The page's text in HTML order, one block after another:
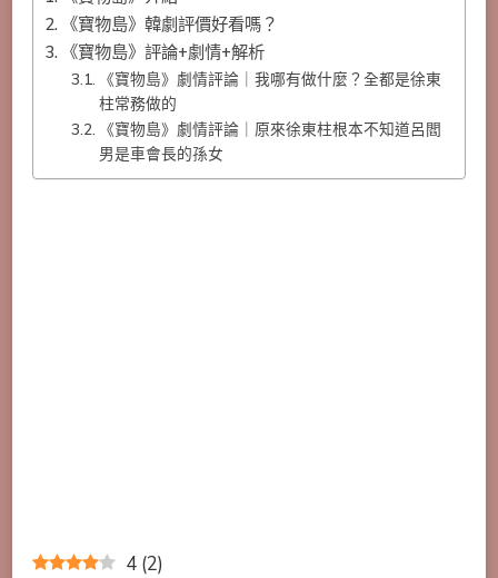
寶
物
《寶物島》韓劇評價好看嗎？
《寶物島》評論+劇情+解析
《寶物島》劇情評論｜我哪有做什麼？全都是徐東
柱常務做的
《寶物島》劇情評論｜原來徐東柱根本不知道呂閻
男是車會長的孫女
4 (2)